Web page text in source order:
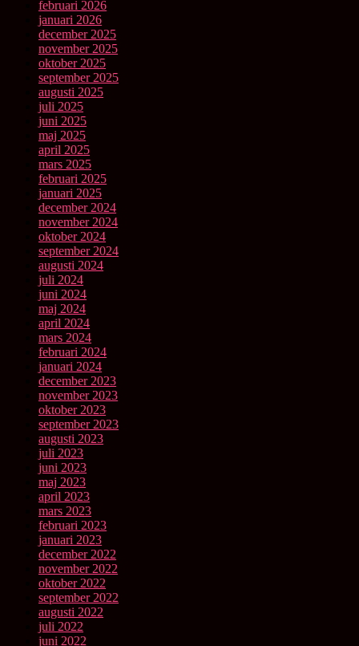
februari 2026
januari 2026
december 2025
november 2025
oktober 2025
september 2025
augusti 2025
juli 2025
juni 2025
maj 2025
april 2025
mars 2025
februari 2025
januari 2025
december 2024
november 2024
oktober 2024
september 2024
augusti 2024
juli 2024
juni 2024
maj 2024
april 2024
mars 2024
februari 2024
januari 2024
december 2023
november 2023
oktober 2023
september 2023
augusti 2023
juli 2023
juni 2023
maj 2023
april 2023
mars 2023
februari 2023
januari 2023
december 2022
november 2022
oktober 2022
september 2022
augusti 2022
juli 2022
juni 2022